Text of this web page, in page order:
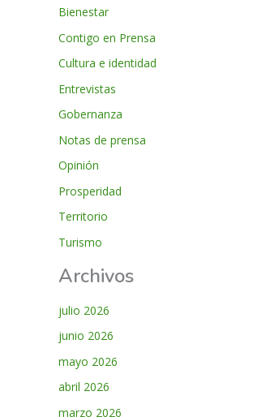
Bienestar
Contigo en Prensa
Cultura e identidad
Entrevistas
Gobernanza
Notas de prensa
Opinión
Prosperidad
Territorio
Turismo
Archivos
julio 2026
junio 2026
mayo 2026
abril 2026
marzo 2026